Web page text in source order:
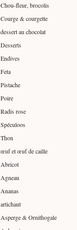
Chou-fleur, brocolis
Courge & courgette
dessert au chocolat
Desserts
Endives
Feta
Pistache
Poire
Radis rose
Spéculoos
Thon
œuf et œuf de caille
Abricot
Agneau
Ananas
artichaut
Asperge & Ornithogale